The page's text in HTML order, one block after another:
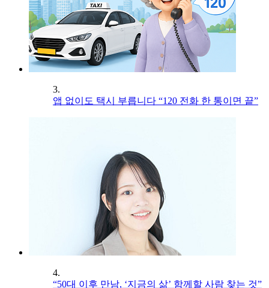
3.
앱 없이도 택시 부릅니다 “120 전화 한 통이면 끝”
4.
“50대 이후 만남, ‘지금의 삶’ 함께할 사람 찾는 것”